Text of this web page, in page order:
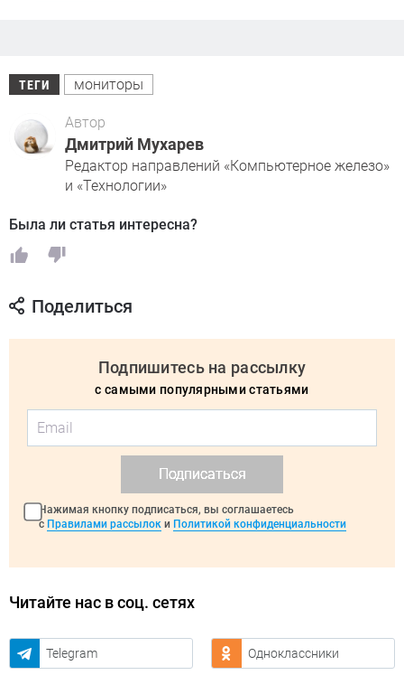
ТЕГИ мониторы
Автор
Дмитрий Мухарев
Редактор направлений «Компьютерное железо»
и «Технологии»
Была ли статья интересна?
Поделиться
Подпишитесь на рассылку
с самыми популярными статьями
Подписаться
Нажимая кнопку подписаться, вы соглашаетесь
с Правилами рассылок и Политикой конфиденциальности
Читайте нас в соц. сетях
Telegram Одноклассники